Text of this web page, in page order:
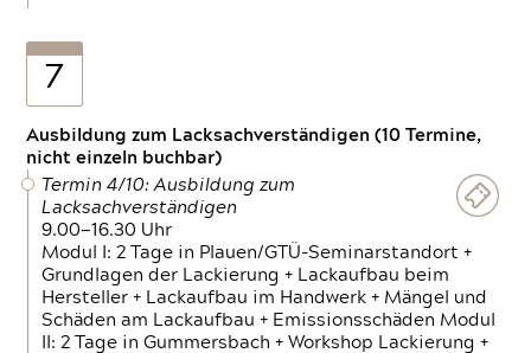
7
Ausbildung zum Lacksachverständigen (10 Termine,
nicht einzeln buchbar)
Termin 4/10: Ausbildung zum
Lacksachverständigen
9.00—16.30 Uhr
Modul I: 2 Tage in Plauen/GTÜ-Seminarstandort +
Grundlagen der Lackierung + Lackaufbau beim
Hersteller + Lackaufbau im Handwerk + Mängel und
Schäden am Lackaufbau + Emissionsschäden Modul
II: 2 Tage in Gummersbach + Workshop Lackierung +